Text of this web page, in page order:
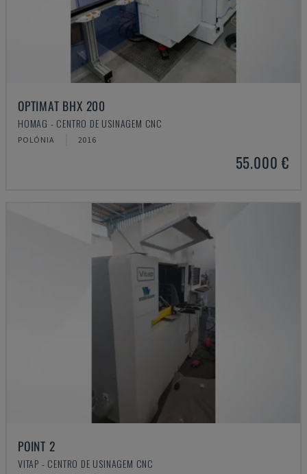
OPTIMAT BHX 200
HOMAG - CENTRO DE USINAGEM CNC
POLÓNIA 2016
55.000 €
POINT 2
VITAP - CENTRO DE USINAGEM CNC